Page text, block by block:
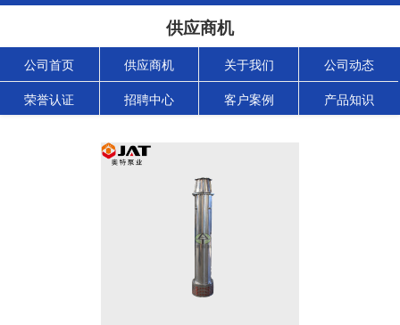
供应商机
公司首页 供应商机 关于我们 公司动态
荣誉认证 招聘中心 客户案例 产品知识